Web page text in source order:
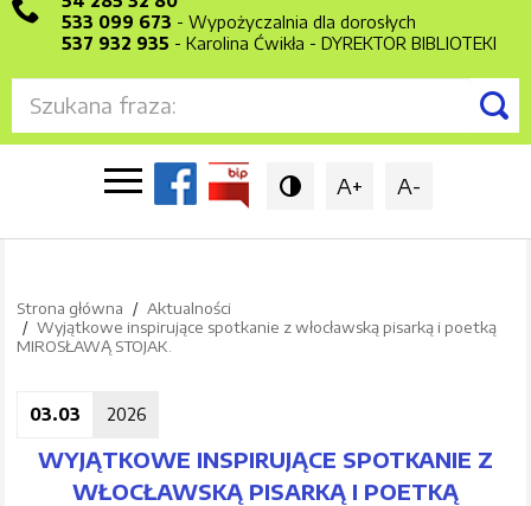
533 099 673 - Wypożyczalnia dla dorosłych
537 932 935 - Karolina Ćwikła - DYREKTOR BIBLIOTEKI

 A+ A-
Strona główna
Aktualności
Wyjątkowe inspirujące spotkanie z włocławską pisarką i poetką
MIROSŁAWĄ STOJAK.
03.03 2026
WYJĄTKOWE INSPIRUJĄCE SPOTKANIE Z
WŁOCŁAWSKĄ PISARKĄ I POETKĄ